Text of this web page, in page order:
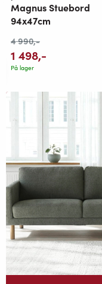
Magnus Stuebord
94x47cm
4 990,-
1 498,-
På lager